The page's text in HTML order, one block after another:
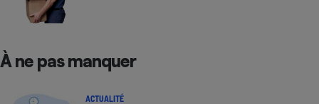
À ne pas manquer
ACTUALITÉ